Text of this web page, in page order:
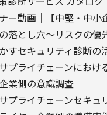
売促進活動のために利用し
る、お客さまアクセス情報
とウェブビーコンの使用
ー動画｜【中堅・中小
落とし穴～リスクの優
すセキュリティ診断の
プライチェーンにおけ
業側の意識調査
プライチェーンセキュ